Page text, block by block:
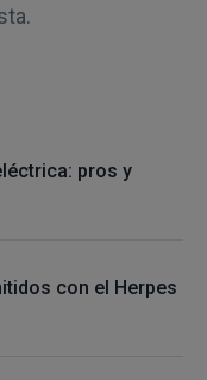
pros y
con el Herpes